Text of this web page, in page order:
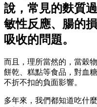
說，常見的麩質
敏性反應、腸的
吸收的問題。
而且，理所當然的，當穀
餅乾、糕點等食品，對血
不折不扣的負面影響。
多年來，我們都知道吃什